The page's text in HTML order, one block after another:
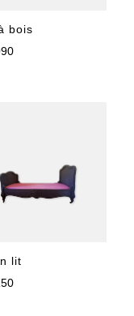
bois
lit